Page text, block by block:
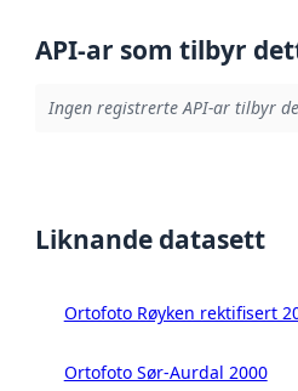
API-ar som tilbyr
Ingen registrerte API-ar tilbyr
Liknande datasett
Ortofoto Røyken rektifisert
Ortofoto Sør-Aurdal 2000